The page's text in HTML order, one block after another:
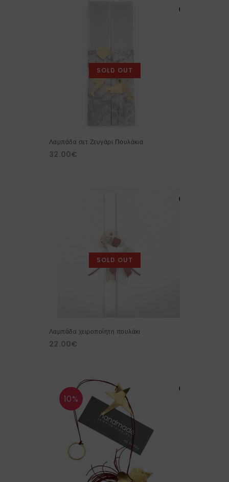
SOLD OUT
Λαμπάδα σετ Ζευγάρι Πουλάκια
32.00€
SOLD OUT
Λαμπάδα χειροποίητη πουλάκι
22.00€
10%